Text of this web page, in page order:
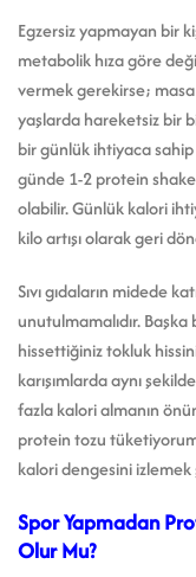
Egzersiz yapmayan bir
metabolik hıza göre
vermek gerekirse; masa
yaşlarda hareketsiz bir
bir günlük ihtiyaca sahip
günde 1-2 protein
olabilir. Günlük kalori
kilo artışı olarak geri
Sıvı gıdaların midede
unutulmamalıdır.
hissettiğiniz tokluk
karışımlarda aynı
fazla kalori almanın
protein tozu
kalori dengesini izlemek
Spor Yapmadan
Olur Mu?